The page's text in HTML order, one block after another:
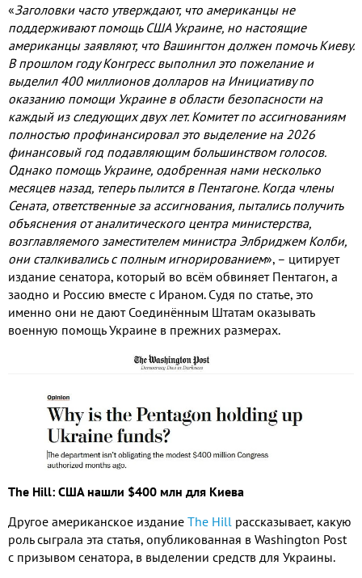
«Заголовки часто утверждают, что американцы не
поддерживают помощь США Украине, но настоящие
американцы заявляют, что Вашингтон должен помочь Киеву.
В прошлом году Конгресс выполнил это пожелание и
выделил 400 миллионов долларов на Инициативу по
оказанию помощи Украине в области безопасности на
каждый из следующих двух лет.Комитет по ассигнованиям
полностью профинансировал это выделение на 2026
финансовый год подавляющим большинством голосов.
Однако помощь Украине, одобренная нами несколько
месяцев назад, теперь пылится в Пентагоне. Когда члены
Сената, ответственные за ассигнования, пытались получить
объяснения от аналитического центра министерства,
возглавляемого заместителем министра Элбриджем Колби,
они сталкивались с полным игнорированием», – цитирует
издание сенатора, который во всём обвиняет Пентагон, а
заодно и Россию вместе с Ираном. Судя по статье, это
именно они не дают Соединённым Штатам оказывать
военную помощь Украине в прежних размерах.
The Hill: США нашли $400 млн для Киева
Другое американское издание The Hill рассказывает, какую
роль сыграла эта статья, опубликованная в Washington Post
с призывом сенатора, в выделении средств для Украины.